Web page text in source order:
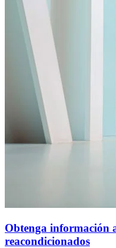
Obtenga información
reacondicionados